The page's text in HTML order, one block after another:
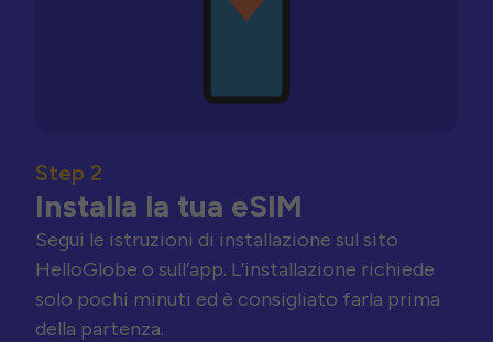
Step 2
Installa la tua eSIM
Segui le istruzioni di installazione sul sito
HelloGlobe o sull’app. L’installazione richiede
solo pochi minuti ed è consigliato farla prima
della partenza.